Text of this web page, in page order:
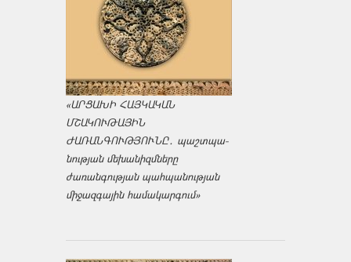
«ԱՐՑԱԽԻ ՀԱՅԿԱԿԱՆ
ՄՇԱԿՈՒԹԱՅԻՆ
ԺԱՌԱՆԳՈՒԹՅՈՒՆԸ․ պաշտպա­
նության մեխանիզմները
ժառանգության պահպանության
միջազ­գային համակարգում»